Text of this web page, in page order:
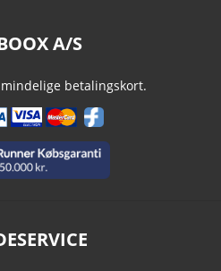
A/S
betalingskort.